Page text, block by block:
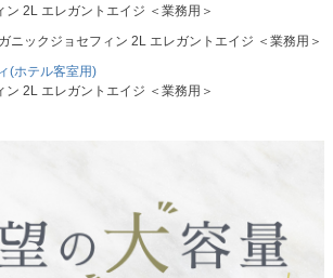
ン 2L エレガントエイジ ＜業務用＞
ニックジョセフィン 2L エレガントエイジ ＜業務用＞
(ホテル客室用)
ン 2L エレガントエイジ ＜業務用＞